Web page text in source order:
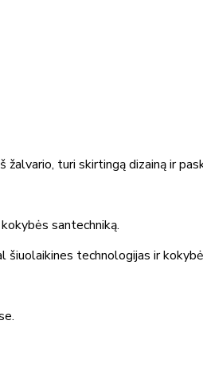
žalvario, turi skirtingą dizainą ir
santechniką.
šiuolaikines technologijas ir